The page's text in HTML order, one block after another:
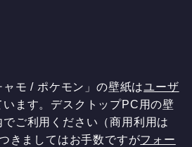
ャモ / ポケモン」の壁紙はユーザ
ます。デスクトップPC用の壁
ご利用ください（商用利用は
きましてはお手数ですがフォー